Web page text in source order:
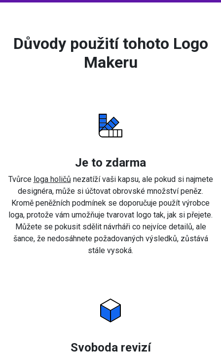
Důvody použití tohoto Logo
Makeru
Je to zdarma
Tvůrce loga holičů nezatíží vaši kapsu, ale pokud si najmete
designéra, může si účtovat obrovské množství peněz.
Kromě peněžních podmínek se doporučuje použít výrobce
loga, protože vám umožňuje tvarovat logo tak, jak si přejete.
Můžete se pokusit sdělit návrháři co nejvíce detailů, ale
šance, že nedosáhnete požadovaných výsledků, zůstává
stále vysoká.
Svoboda revizí